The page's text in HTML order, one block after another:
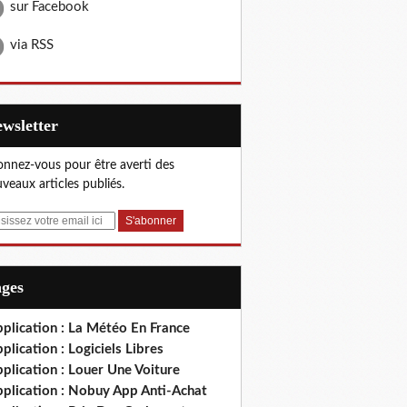
sur Facebook
via RSS
vous pour être averti des
articles publiés.
: La Météo En France
: Logiciels Libres
: Louer Une Voiture
: Nobuy App Anti-Achat